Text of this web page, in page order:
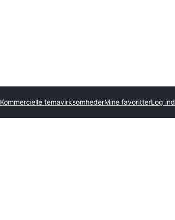
Kommercielle temavirksomhederMine favoritterLog ind